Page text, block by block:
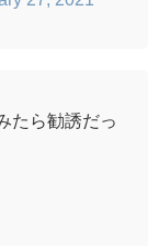
たら勧誘だっ